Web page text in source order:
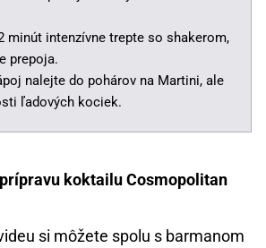
minút intenzívne trepte so shakerom,
prepoja.
nalejte do pohárov na Martini, ale
ľadových kociek.
koktailu Cosmopolitan
si môžete spolu s barmanom